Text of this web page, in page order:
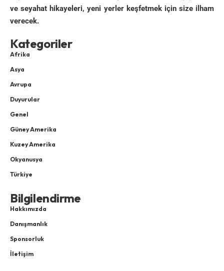
ve seyahat hikayeleri, yeni yerler keşfetmek için size ilham
verecek.
Kategoriler
Afrika
Asya
Avrupa
Duyurular
Genel
Güney Amerika
Kuzey Amerika
Okyanusya
Türkiye
Bilgilendirme
Hakkımızda
Danışmanlık
Sponsorluk
İletişim